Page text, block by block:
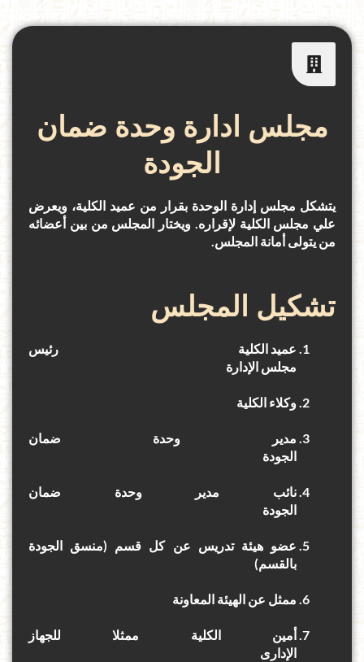
مجلس ادارة وحدة ضمان
الجودة
يتشكل مجلس إدارة الوحدة بقرار من عميد الكلية، ويعرض
علي مجلسالكلية لإقراره. ويختار المجلس من بين أعضائه
من يتولى أمانة المجلس.
تشكيل المجلس
عميد الكلية رئيس
مجلس الإدارة
وكلاء الكلية
مدير وحدة ضمان
الجودة
نائب مدير وحدة ضمان
الجودة
عضو هيئة تدريس عن كل قسم (منسق الجودة
بالقسم)
ممثل عن الهيئة المعاونة
أمين الكلية ممثلا للجهاز
الإدارى